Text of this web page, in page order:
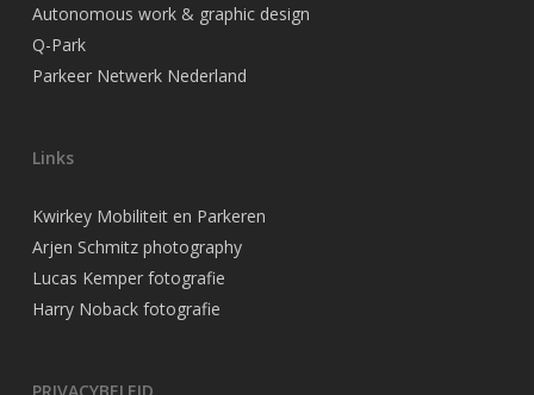
Autonomous work & graphic design
Q-Park
Parkeer Netwerk Nederland
Links
Kwirkey Mobiliteit en Parkeren
Arjen Schmitz photography
Lucas Kemper fotografie
Harry Noback fotografie
PRIVACYBELEID